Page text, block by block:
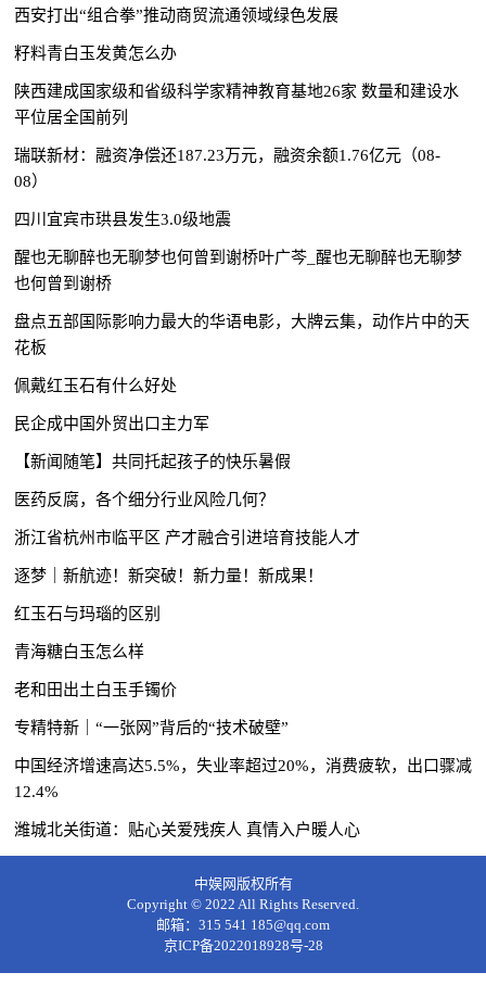
西安打出“组合拳”推动商贸流通领域绿色发展
籽料青白玉发黄怎么办
陕西建成国家级和省级科学家精神教育基地26家 数量和建设水
平位居全国前列
瑞联新材：融资净偿还187.23万元，融资余额1.76亿元（08-
08）
四川宜宾市珙县发生3.0级地震
醒也无聊醉也无聊梦也何曾到谢桥叶广芩_醒也无聊醉也无聊梦
也何曾到谢桥
盘点五部国际影响力最大的华语电影，大牌云集，动作片中的天
花板
佩戴红玉石有什么好处
民企成中国外贸出口主力军
【新闻随笔】共同托起孩子的快乐暑假
医药反腐，各个细分行业风险几何？
浙江省杭州市临平区 产才融合引进培育技能人才
逐梦｜新航迹！新突破！新力量！新成果！
红玉石与玛瑙的区别
青海糖白玉怎么样
老和田出土白玉手镯价
专精特新｜“一张网”背后的“技术破壁”
中国经济增速高达5.5%，失业率超过20%，消费疲软，出口骤减
12.4%
潍城北关街道：贴心关爱残疾人 真情入户暖人心
中娱网版权所有
Copyright © 2022 All Rights Reserved.
邮箱：315 541 185@qq.com
京ICP备2022018928号-28